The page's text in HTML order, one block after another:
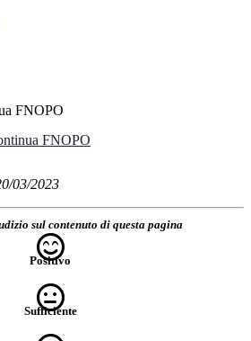
FNOPO
FNOPO
03/2023
sul contenuto di questa pagina
Positivo
Sufficiente